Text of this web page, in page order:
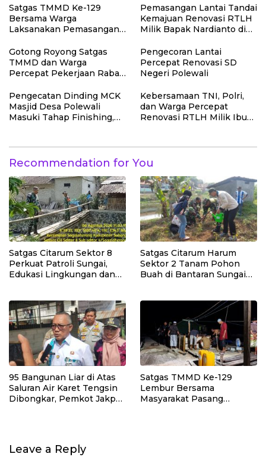
Drainase
Desa Umbele
Satgas TMMD Ke-129
Bersama Warga
Laksanakan Pemasangan
Bungku Selatan
Pemasangan Lantai Tandai
Kemajuan Renovasi RTLH
Milik Bapak Nardianto di
Gotong Royong Satgas
TMMD dan Warga
Percepat Pekerjaan Rabat
Polewali
Pengecoran Lantai
Percepat Renovasi SD
Negeri Polewali
Pengecatan Dinding MCK
Masjid Desa Polewali
Masuki Tahap Finishing,
Kebersamaan TNI, Polri,
dan Warga Percepat
Renovasi RTLH Milik Ibu
Recommendation for You
Satgas Citarum Sektor 8
Perkuat Patroli Sungai,
Edukasi Lingkungan dan
Satgas Citarum Harum
Sektor 2 Tanam Pohon
Buah di Bantaran Sungai
Lingkungan Sekaligus
Tingkatkan Manfaat
Ekonomi Warga
95 Bangunan Liar di Atas
Saluran Air Karet Tengsin
Dibongkar, Pemkot Jakpus
Satgas TMMD Ke-129
Lembur Bersama
Masyarakat Pasang
Leave a Reply